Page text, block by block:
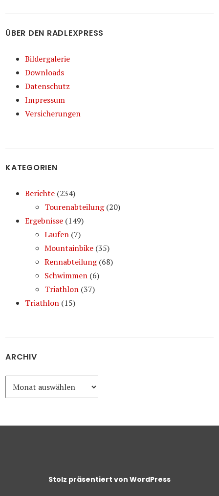
ÜBER DEN RADLEXPRESS
Bildergalerie
Downloads
Datenschutz
Impressum
Versicherungen
KATEGORIEN
Berichte (234)
Tourenabteilung(20)
Ergebnisse (149)
Laufen (7)
Mountainbike (35)
Rennabteilung(68)
Schwimmen (6)
Triathlon (37)
Triathlon (15)
ARCHIV
Archiv
Stolz präsentiert von WordPress